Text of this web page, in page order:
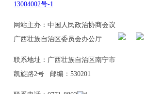
13004002号-1
网站主办：中国人民政治协商会议
广西壮族自治区委员会办公厅
联系地址：广西壮族自治区南宁市
凯旋路2号 邮编：530201